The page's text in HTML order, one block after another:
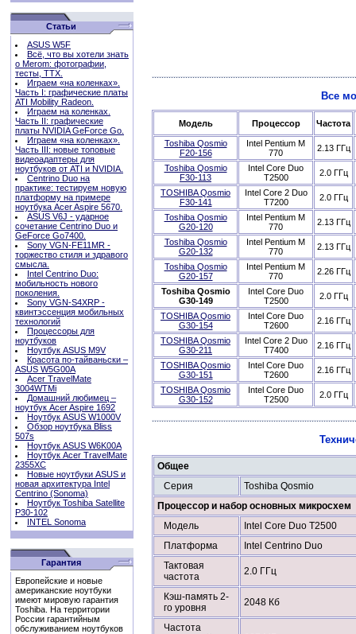
Статьи
ASUS W5F
Всё, что вы хотели знать
о Merom: фотографии,
тесты, ТТХ.
Играем «на коленках».
Часть I: графические платы
ATI Mobility Radeon.
Играем на коленках.
Часть II: графические
платы NVIDIA GeForce Go.
Играем «на коленках».
Часть III: новые топовые
видеоадаптеры для
ноутбуков от ATI и NVIDIA.
Centrino Duo на
практике: тестируем новую
платформу на примере
ноутбука Acer Aspire 5670.
ASUS V6J - ударное
сочетание Centrino Duo и
GeForce Go7400.
Sony VGN-FE11MR -
торжество стиля и здравого
смысла.
Intel Centrino Duo:
мобильность нового
поколения.
Sony VGN-S4XRP -
квинтэссенция мобильных
технологий
Процессоры для
ноутбуков
Ноутбук ASUS M9V
Красота по-тайваньски –
ASUS W5G00A
Acer TravelMate
3004WTMi
Домашний любимец –
ноутбук Acer Aspire 1692
Ноутбук ASUS W1000V
Обзор ноутбука Bliss
507s
Ноутбук ASUS W6K00A
Ноутбук Acer TravelMate
2355XC
Новые ноутбуки ASUS и
новая архитектура Intel
Centrino (Sonoma)
Ноутбук Toshiba Satellite
P30-102
INTEL Sonoma
Гарантия
Европейские и новые
американские ноутбуки
имеют мировую гарантия
Toshiba. На территории
России гарантийным
обслуживанием ноутбуков
Все
Модель Процессор Частота
Toshiba Qosmio
F20-156
Intel Pentium M
770
2.13 ГГц
Toshiba Qosmio
F30-113
Intel Core Duo
T2500
2.0 ГГц
TOSHIBA Qosmio
F30-141
Intel Core 2 Duo
T7200
2.0 ГГц
Toshiba Qosmio
G20-120
Intel Pentium M
770
2.13 ГГц
Toshiba Qosmio
G20-132
Intel Pentium M
770
2.13 ГГц
Toshiba Qosmio
G20-157
Intel Pentium M
770
2.26 ГГц
Toshiba Qosmio
G30-149
Intel Core Duo
T2500
2.0 ГГц
TOSHIBA Qosmio
G30-154
Intel Core Duo
T2600
2.16 ГГц
TOSHIBA Qosmio
G30-211
Intel Core 2 Duo
T7400
2.16 ГГц
TOSHIBA Qosmio
G30-151
Intel Core Duo
T2600
2.16 ГГц
TOSHIBA Qosmio
G30-152
Intel Core Duo
T2500
2.0 ГГц
Общее
Серия
Toshiba Qosmio
Процессор и набор основных микросхем
Модель
Intel Core Duo T2500
Платформа
Intel Centrino Duo
Тактовая
частота
2.0 ГГц
Кэш-память 2-
го уровня
2048 Кб
Частота